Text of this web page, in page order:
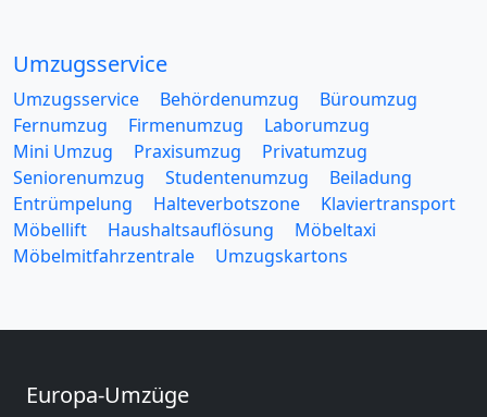
Umzugsservice
Umzugsservice Behördenumzug
Büroumzug
Fernumzug
Firmenumzug
Laborumzug
Mini Umzug
Praxisumzug
Privatumzug
Seniorenumzug
Studentenumzug
Beiladung
Entrümpelung
Halteverbotszone
Klaviertransport
Möbellift
Haushaltsauflösung
Möbeltaxi
Möbelmitfahrzentrale
Umzugskartons
Europa-Umzüge